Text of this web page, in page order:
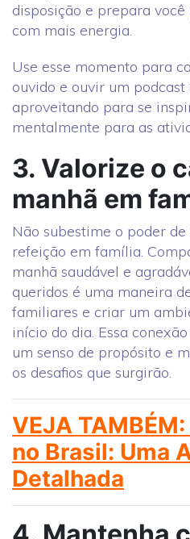
disposição e prepara
com mais energia.
Use esse momento para
ouvido e ouvir um podcast
aproveitando para se
mentalmente para as
3. Valorize o
manhã em
Não subestime o poder
refeição em família.
manhã saudável e
queridos é uma maneira
familiares e criar um
início do dia. Essa
um senso de propósito e
os desafios que surgirão.
VEJA
no Brasil: Uma
Detalhada